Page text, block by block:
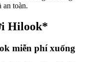
an toàn.
Hilook*
miễn phí xuống